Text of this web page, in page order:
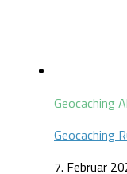
Geocaching
Geocaching
7. Februar